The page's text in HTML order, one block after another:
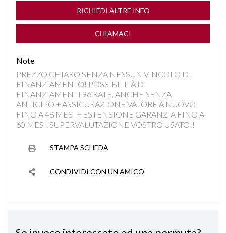
DISATTIVAZIONE AIRBAG LATO PASSEGGERO
FARI LED
FRENATA DI EMERGENZA
INGRESSO USB
RICHIEDI ALTRE INFO
CHIAMACI
Note
PREZZO CHIARO SENZA NESSUN VINCOLO DI
FINANZIAMENTO! POSSIBILITÀ DI
FINANZIAMENTI 96 RATE, ANCHE SENZA
ANTICIPO + ASSICURAZIONE VALORE A NUOVO
FINO A 48 MESI + ESTENSIONE GARANZIA FINO A
60 MESI. SUPERVALUTAZIONE VOSTRO USATO!!
STAMPA SCHEDA
CONDIVIDI CON UN AMICO